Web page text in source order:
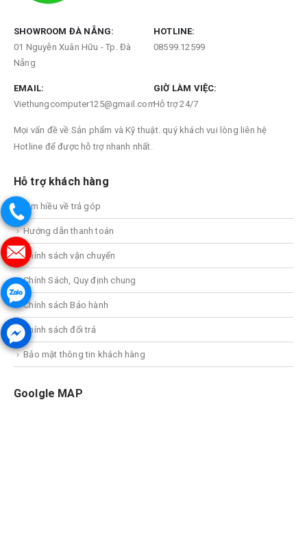
SHOWROOM ĐÀ NẴNG:
01 Nguyễn Xuân Hữu - Tp. Đà
Nẵng
HOTLINE:
08599.12599
EMAIL:
Viethungcomputer125@gmail.com
GIỜ LÀM VIỆC:
Hỗ trợ 24/7
Mọi vấn đề về Sản phẩm và Kỹ thuật. quý khách vui lòng liên hệ
Hotline để được hỗ trợ nhanh nhất.
Hỗ trợ khách hàng
Tìm hiều về trả góp
Hướng dẫn thanh toán
Chính sách vận chuyển
Chính Sách, Quy định chung
Chính sách Bảo hành
Chính sách đổi trả
Bảo mật thông tin khách hàng
Goolgle MAP